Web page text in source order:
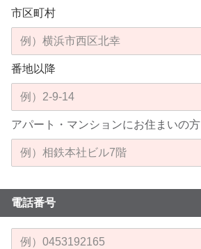
市区町村
番地以降
アパート・マンションにお住まいの方
電話番号